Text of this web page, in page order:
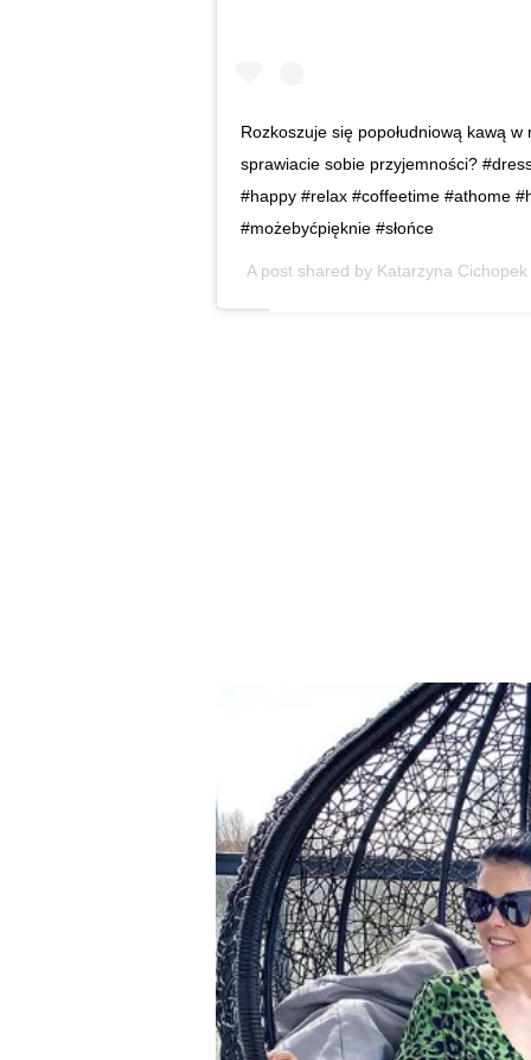
Rozkoszuje się popołudniową kawą
sprawiacie sobie przyjemności?
#happy #relax #coffeetime #athome
#możebyćpięknie #słońce
A post shared by Katarzyna Cichopek